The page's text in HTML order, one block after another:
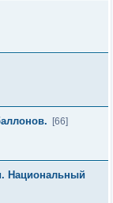
[66]
Национальный